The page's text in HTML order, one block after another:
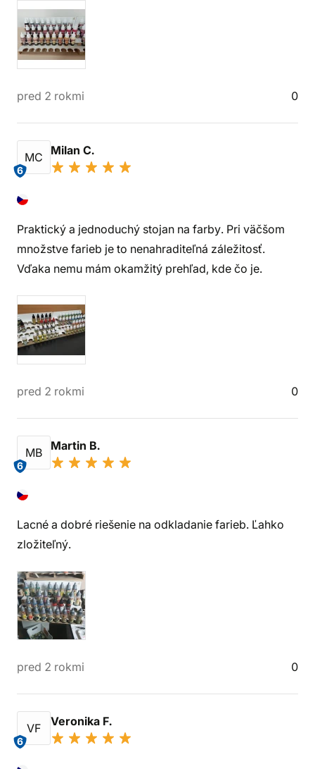
pred 2 rokmi 0
MC
6
Milan C.
Praktický a jednoduchý stojan na farby. Pri väčšom
množstve farieb je to nenahraditeľná záležitosť.
Vďaka nemu mám okamžitý prehľad, kde čo je.
pred 2 rokmi 0
MB
6
Martin B.
Lacné a dobré riešenie na odkladanie farieb. Ľahko
zložiteľný.
pred 2 rokmi 0
VF
6
Veronika F.